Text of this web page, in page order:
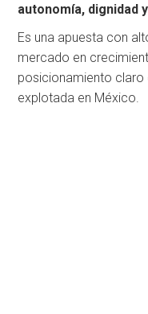
autonomía, dignidad
Es una apuesta con
mercado en
posicionamiento claro
explotada en México.